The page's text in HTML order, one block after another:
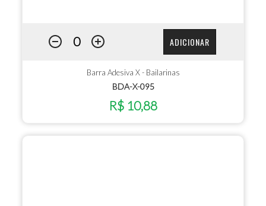
ADICIONAR
Barra Adesiva X - Bailarinas
BDA-X-095
R$ 10,88